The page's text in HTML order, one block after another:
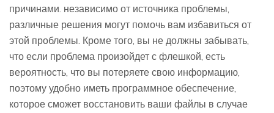
причинами. независимо от источника проблемы,
различные решения могут помочь вам избавиться от
этой проблемы. Кроме того, вы не должны забывать,
что если проблема произойдет с флешкой, есть
вероятность, что вы потеряете свою информацию,
поэтому удобно иметь программное обеспечение,
которое сможет восстановить ваши файлы в случае